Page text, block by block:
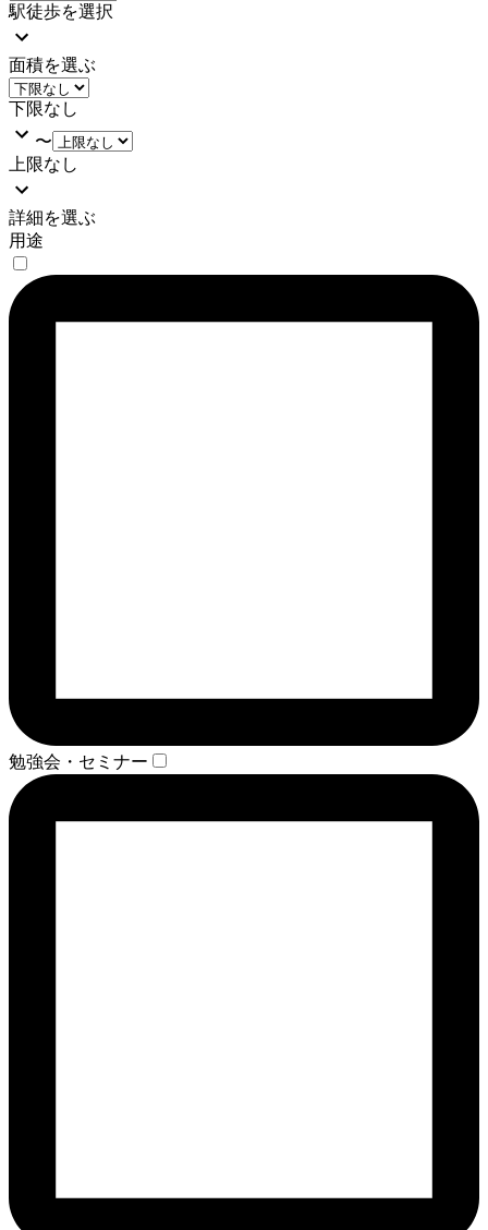
駅徒歩を選択
面積を選ぶ
下限なし
〜
上限なし
詳細を選ぶ
用途
勉強会・セミナー